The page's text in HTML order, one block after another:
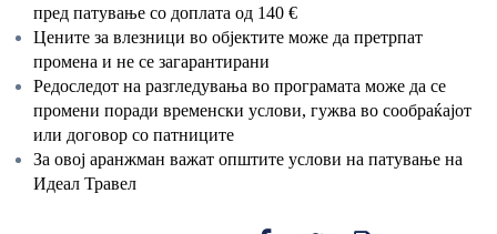
пред патување со доплата од 140 €
Цените за влезници во објектите може да претрпат
промена и не се загарантирани
Редоследот на разгледувања во програмата може да се
промени поради временски услови, гужва во сообраќајот
или договор со патниците
За овој аранжман важат општите услови на патување на
Идеал Травел